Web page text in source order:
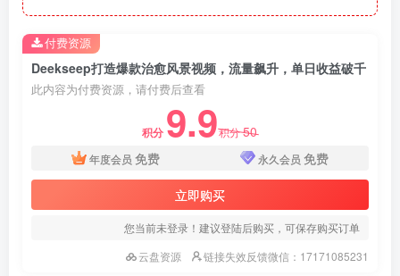
Deekseep打造爆款治愈风景视频，流量飙升，单日收益破千
此内容为付费资源，请付费后查看
积分 9.9积分50
年度会员 免费 永久会员 免费
立即购买
您当前未登录！建议登陆后购买，可保存购买订单
云盘资源
链接失效反馈微信：17171085231
付费资源